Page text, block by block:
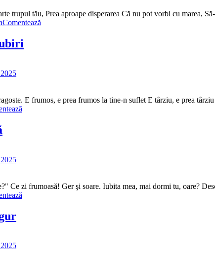
trupul tău, Prea aproape disperarea Că nu pot vorbi cu
Comentează
E frumos, e prea frumos la tine-n suflet E târziu, e prea
Ce zi frumoasă! Ger şi soare. Iubita mea, mai dormi tu, oare?